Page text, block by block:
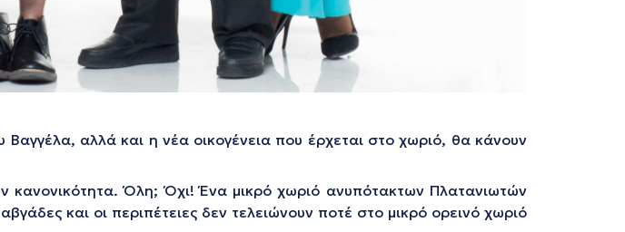
αλλά και η νέα οικογένεια που έρχεται στο χωριό, θα κάνουν
Όλη; Όχι! Ένα μικρό χωριό ανυπότακτων Πλατανιωτών
και οι περιπέτειες δεν τελειώνουν ποτέ στο μικρό ορεινό χωριό